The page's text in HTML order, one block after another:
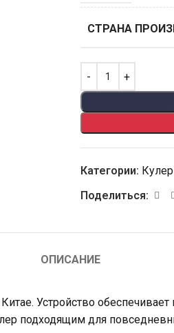
СТРАНА
Категории:
Поделиться:
ОПИСАНИЕ
Устройство
подходящим для